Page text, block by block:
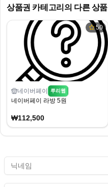
상품권 카테고리의 다른 상품
50
네이버페이 루리웹
네이버페이 라방 5원
₩112,500